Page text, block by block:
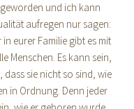
geworden und ich kann
aufregen nur sagen:
eurer Familie gibt es mit
Menschen. Es kann sein,
dass sie nicht so sind, wie
in Ordnung. Denn jeder